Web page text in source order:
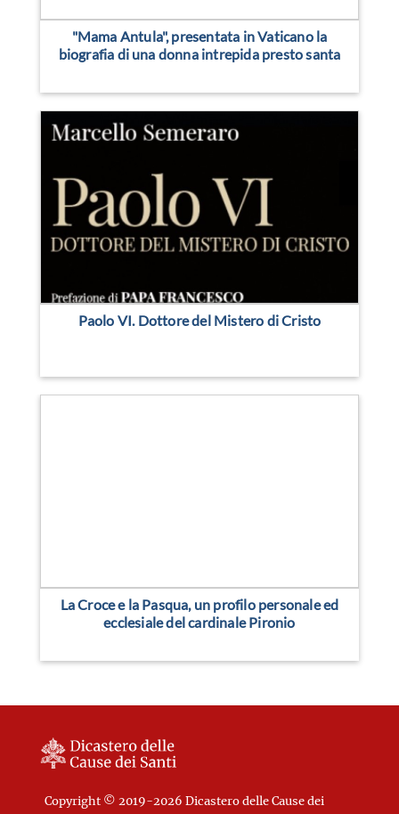
"Mama Antula", presentata in Vaticano la
biografia di una donna intrepida presto santa
Paolo VI. Dottore del Mistero di Cristo
La Croce e la Pasqua, un profilo personale ed
ecclesiale del cardinale Pironio
Copyright © 2019-2026 Dicastero delle Cause dei